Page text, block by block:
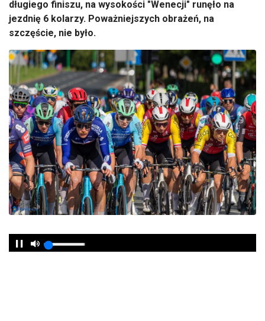
długiego finiszu, na wysokości "Wenecji" runęło na
jezdnię 6 kolarzy. Poważniejszych obrażeń, na
szczęście, nie było.